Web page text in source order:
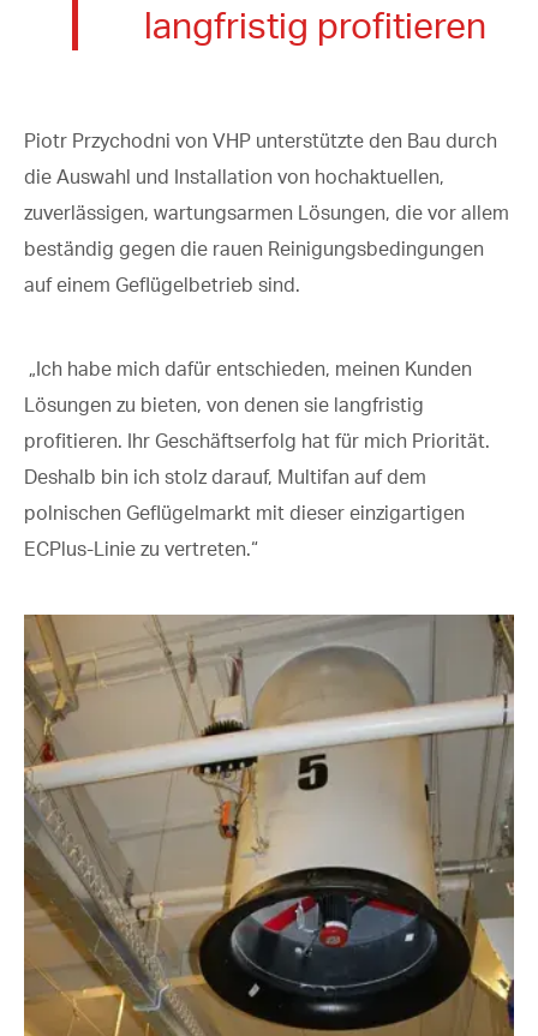
langfristig profitieren
Piotr Przychodni von VHP unterstützte den Bau durch
die Auswahl und Installation von hochaktuellen,
zuverlässigen, wartungsarmen Lösungen, die vor allem
beständig gegen die rauen Reinigungsbedingungen
auf einem Geflügelbetrieb sind.
„Ich habe mich dafür entschieden, meinen Kunden
Lösungen zu bieten, von denen sie langfristig
profitieren. Ihr Geschäftserfolg hat für mich Priorität.
Deshalb bin ich stolz darauf, Multifan auf dem
polnischen Geflügelmarkt mit dieser einzigartigen
ECPlus-Linie zu vertreten.“